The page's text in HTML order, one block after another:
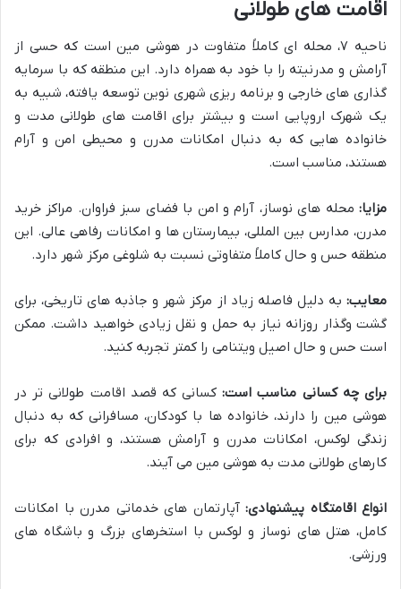
اقامت های طولانی
ناحیه ۷، محله ای کاملاً متفاوت در هوشی مین است که حسی از
آرامش و مدرنیته را با خود به همراه دارد. این منطقه که با سرمایه
گذاری های خارجی و برنامه ریزی شهری نوین توسعه یافته، شبیه به
یک شهرک اروپایی است و بیشتر برای اقامت های طولانی مدت و
خانواده هایی که به دنبال امکانات مدرن و محیطی امن و آرام
هستند، مناسب است.
مزایا: محله های نوساز، آرام و امن با فضای سبز فراوان. مراکز خرید
مدرن، مدارس بین المللی، بیمارستان ها و امکانات رفاهی عالی. این
منطقه حس و حال کاملاً متفاوتی نسبت به شلوغی مرکز شهر دارد.
معایب: به دلیل فاصله زیاد از مرکز شهر و جاذبه های تاریخی، برای
گشت وگذار روزانه نیاز به حمل و نقل زیادی خواهید داشت. ممکن
است حس و حال اصیل ویتنامی را کمتر تجربه کنید.
برای چه کسانی مناسب است:کسانی که قصد اقامت طولانی تر در
هوشی مین را دارند، خانواده ها با کودکان، مسافرانی که به دنبال
زندگی لوکس، امکانات مدرن و آرامش هستند، و افرادی که برای
کارهای طولانی مدت به هوشی مین می آیند.
انواع اقامتگاه پیشنهادی: آپارتمان های خدماتی مدرن با امکانات
کامل، هتل های نوساز و لوکس با استخرهای بزرگ و باشگاه های
ورزشی.